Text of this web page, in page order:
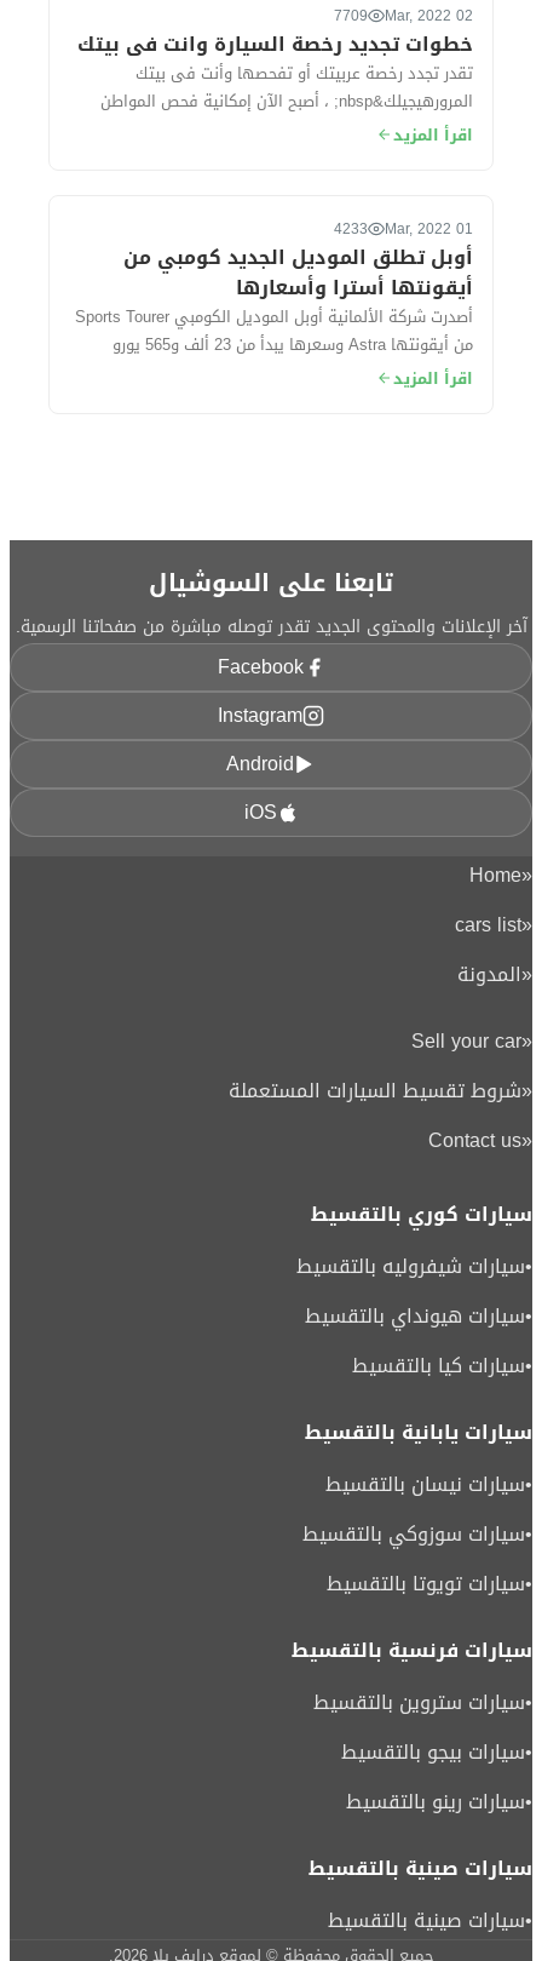
02 Mar, 2022
7709
خطوات تجديد رخصة السيارة وانت فى بيتك
تقدر تجدد رخصة عربيتك أو تفحصها وأنت فى بيتك
المرورهيجيلك&nbsp; ، أصبح الآن إمكانية فحص المواطن
وعمل فحص فني شامل لسيارته و تجديد رخصته خ...
اقرأ المزيد
01 Mar, 2022
4233
أوبل تطلق الموديل الجديد كومبي من
أيقونتها أسترا وأسعارها
أصدرت شركة الألمانية أوبل الموديل الكومبي Sports Tourer
من أيقونتها Astra وسعرها يبدأ من 23 ألف و565 يورو
حوالي (415 ألف جنيه مصري) تقريبًا....
اقرأ المزيد
تابعنا على السوشيال
آخر الإعلانات والمحتوى الجديد تقدر توصله مباشرة من صفحاتنا الرسمية.
Facebook
Instagram
Android
iOS
«
Home
«
cars list
«المدونة
«
Sell your car
«شروط تقسيط السيارات المستعملة
«
Contact us
سيارات كوري بالتقسيط
•سيارات شيفروليه بالتقسيط
•سيارات هيونداي بالتقسيط
•سيارات كيا بالتقسيط
سيارات يابانية بالتقسيط
•سيارات نيسان بالتقسيط
•سيارات سوزوكي بالتقسيط
•سيارات تويوتا بالتقسيط
سيارات فرنسية بالتقسيط
•سيارات ستروين بالتقسيط
•سيارات بيجو بالتقسيط
•سيارات رينو بالتقسيط
سيارات صينية بالتقسيط
•سيارات صينية بالتقسيط